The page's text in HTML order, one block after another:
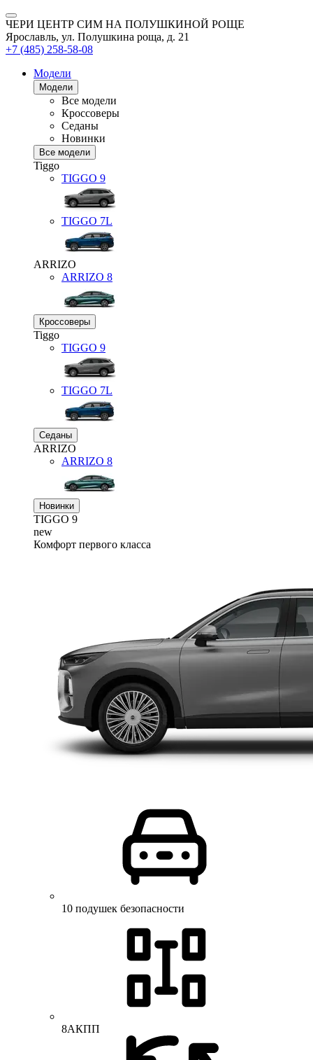
ЧЕРИ ЦЕНТР СИМ НА ПОЛУШКИНОЙ РОЩЕ
Ярославль, ул. Полушкина роща, д. 21
+7 (485) 258-58-08
Модели
Модели
Все модели
Кроссоверы
Седаны
Новинки
Все модели
Tiggo
TIGGO 9
TIGGO 7L
ARRIZO
ARRIZO 8
Кроссоверы
Tiggo
TIGGO 9
TIGGO 7L
Седаны
ARRIZO
ARRIZO 8
Новинки
TIGGO 9
new
Комфорт первого класса
10 подушек безопасности
8АКПП